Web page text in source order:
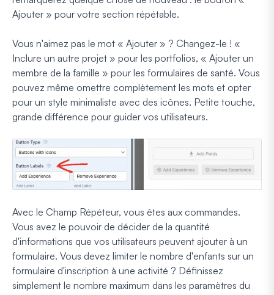
Ajouter » pour votre section répétable.
Vous n'aimez pas le mot « Ajouter » ? Changez-le ! «
Inclure un autre projet » pour les portfolios, « Ajouter un
membre de la famille » pour les formulaires de santé. Vous
pouvez même omettre complètement les mots et opter
pour un style minimaliste avec des icônes. Petite touche,
grande différence pour guider vos utilisateurs.
Avec le Champ Répéteur, vous êtes aux commandes.
Vous avez le pouvoir de décider de la quantité
d'informations que vos utilisateurs peuvent ajouter à un
formulaire. Vous devez limiter le nombre d'enfants sur un
formulaire d'inscription à une activité ? Définissez
simplement le nombre maximum dans les paramètres du